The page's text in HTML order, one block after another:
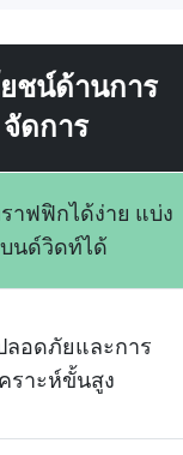
ชน์ด้านการ
จัดการ
าฟฟิกได้ง่าย แบ่ง
นด์วิดท์ได้
ลอดภัยและการ
ราะห์ขั้นสูง